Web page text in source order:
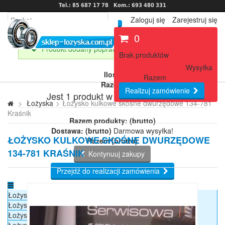
Tel.: 85 687 17 78 Kom.: 693 480 331
Zaloguj się Zarejestruj się
0
Brak produktów
Wysyłka
Razem
Realizuj zamówienie
Produkt dodany poprawnie do Twojego koszyka
Ilość
Razem
Jest 1 produkt w Twoim koszyku.
Razem produkty: (brutto)
Dostawa: (brutto) Darmowa wysyłka!
Razem (brutto)
Kontynuuj zakupy
Przejdź do realizacji zamówienia
Łożyska
Łożyska kulkowe
Łożyska samonastawne
> Łożyska > Łożysko kulkowe skośne dwurzędowe 134-781
Kraśnik
ŁOŻYSKO KULKOWE SKOŚNE DWURZĘDOWE
134-781 KRAŚNIK